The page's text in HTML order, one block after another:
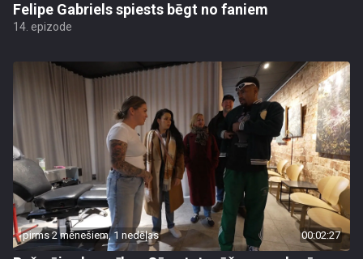
Felipe Gabriels spiests bēgt no faniem
14. epizode
pirms 2 mēnešiem, 1 nedēļas 00:02:27